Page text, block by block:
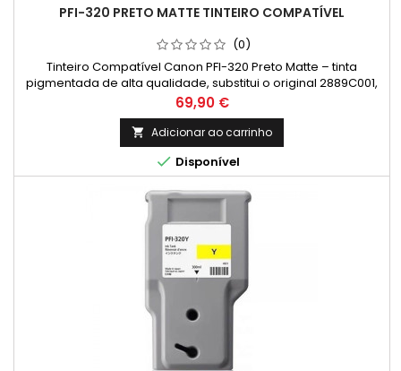
PFI-320 PRETO MATTE TINTEIRO COMPATÍVEL
(0)
Tinteiro Compatível Canon PFI-320 Preto Matte – tinta
pigmentada de alta qualidade, substitui o original 2889C001,
ideal para impressões duradouras. Capacidade: 300ml
Preço
69,90 €
 Adicionar ao carrinho
 Disponível